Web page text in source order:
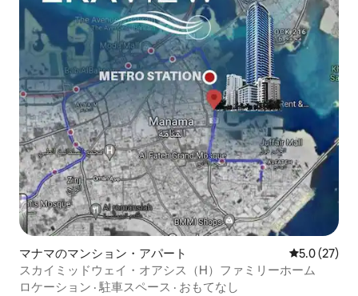
マナマのマンション・アパート レビュー27
5.0 (27)
スカイミッドウェイ・オアシス（H）ファミリーホーム
ロケーション ·駐車スペース · おもてなし